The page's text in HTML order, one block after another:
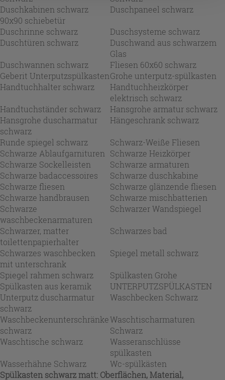
Duschkabinen schwarz
90x90 schiebetür
Duschpaneel schwarz
Duschrinne schwarz
Duschsysteme schwarz
Duschtüren schwarz
Duschwand aus schwarzem
Glas
Duschwannen schwarz
Fliesen 60x60 schwarz
Geberit UnterputzspülkastenGrohe unterputz-spülkasten
Handtuchhalter schwarz
Handtuchheizkörper
elektrisch schwarz
Handtuchständer schwarz
Hansgrohe armatur schwarz
Hansgrohe duscharmatur
schwarz
Hängeschrank schwarz
Runde spiegel schwarz
Schwarz-Weiße Fliesen
Schwarze Ablaufgarnituren
Schwarze Heizkörper
Schwarze Sockelleisten
Schwarze armaturen
Schwarze badaccessoires
Schwarze duschkabine
Schwarze fliesen
Schwarze glänzende fliesen
Schwarze handbrausen
Schwarze mischbatterien
Schwarze
waschbeckenarmaturen
Schwarzer Wandspiegel
Schwarzer, matter
toilettenpapierhalter
Schwarzes bad
Schwarzes waschbecken
mit unterschrank
Spiegel metall schwarz
Spiegel rahmen schwarz
Spülkasten Grohe
Spülkasten aus keramik
UNTERPUTZSPÜLKASTEN
Unterputz duscharmatur
schwarz
Waschbecken Schwarz
Waschbeckenunterschränke
schwarz
Waschtischarmaturen
Schwarz
Waschtische schwarz
Wasseranschlüsse
spülkasten
Wasserhähne Schwarz
Wc-spülkästen
Spülkasten schwarz matt: Oberflächen, Material,